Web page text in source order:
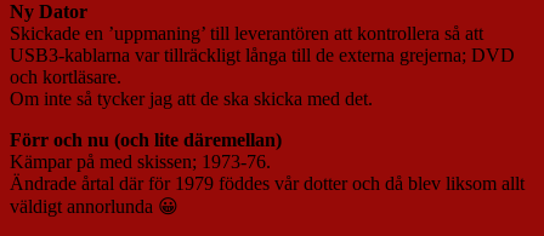
Ny Dator
Skickade en ’uppmaning’ till leverantören att kontrollera så att
USB3-kablarna var tillräckligt långa till de externa grejerna; DVD
och kortläsare.
Om inte så tycker jag att de ska skicka med det.
Förr och nu (och lite däremellan)
Kämpar på med skissen; 1973-76.
Ändrade årtal där för 1979 föddes vår dotter och då blev liksom allt
väldigt annorlunda 😀